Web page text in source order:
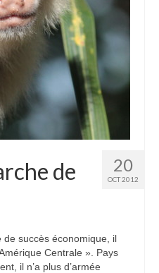
20
OCT 2012
de
de succès économique, il
Centrale ». Pays
il n’a plus d’armée